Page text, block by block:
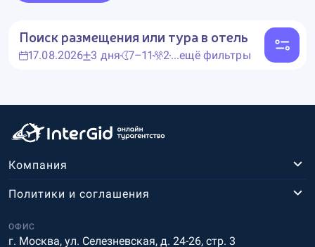
Поиск размещения или тура в отель
17.08.2026 3 дня 7–11 2...ещё фильтры
Компания
ОФИС
г. Москва, ул. Селезневская, д. 24-26, стр. 3
Политики и соглашения